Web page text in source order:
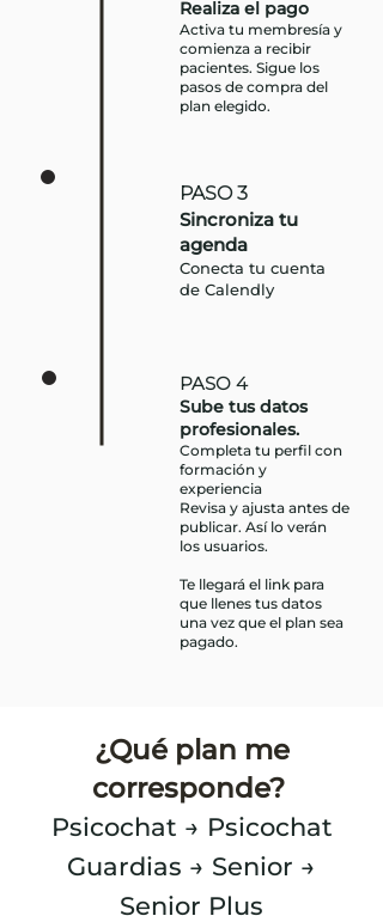
Realiza el pago
Activa tu membresía y
comienza a recibir
pacientes. Sigue los
pasos de compra del
plan elegido.
PASO 3
Sincroniza tu
agenda
Conecta tu cuenta
de Calendly
PASO 4
Sube tus datos
profesionales.
Completa tu perfil con
formación y
experiencia
Revisa y ajusta antes de
publicar. Así lo verán
los usuarios.
Te llegará el link para
que llenes tus datos
una vez que el plan sea
pagado.
¿Qué plan me
corresponde?
Psicochat → Psicochat
Guardias → Senior →
Senior Plus